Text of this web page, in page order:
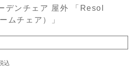
デンチェア 屋外 「Resol
ムチェア）」
込